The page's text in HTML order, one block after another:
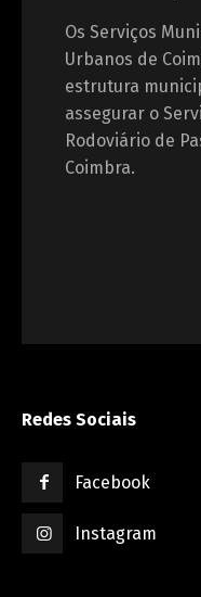
Os Serviços
Urbanos de
estrutura
assegurar o
Rodoviário de
Coimbra.
Redes Sociais
Facebook
Instagram